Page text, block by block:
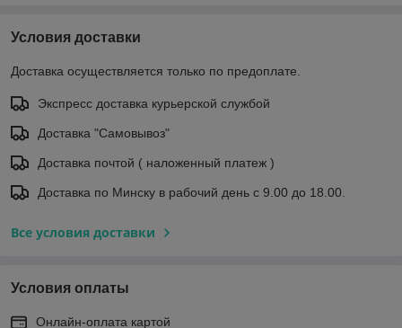
Условия доставки
Доставка осуществляется только по предоплате.
Экспресс доставка курьерской службой
Доставка "Самовывоз"
Доставка почтой ( наложенный платеж )
Доставка по Минску в рабочий день с 9.00 до 18.00.
Все условия доставки
Условия оплаты
Онлайн-оплата картой